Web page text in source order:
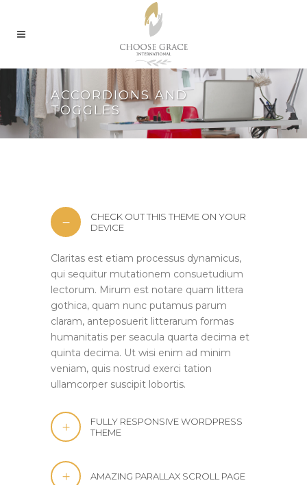
ACCORDIONS AND
TOGGLES
CHECK OUT THIS THEME ON YOUR
DEVICE
Claritas est etiam processus dynamicus,
qui sequitur mutationem consuetudium
lectorum. Mirum est notare quam littera
gothica, quam nunc putamus parum
claram, anteposuerit litterarum formas
humanitatis per seacula quarta decima et
quinta decima. Ut wisi enim ad minim
veniam, quis nostrud exerci tation
ullamcorper suscipit lobortis.
FULLY RESPONSIVE WORDPRESS
THEME
AMAZING PARALLAX SCROLL PAGE